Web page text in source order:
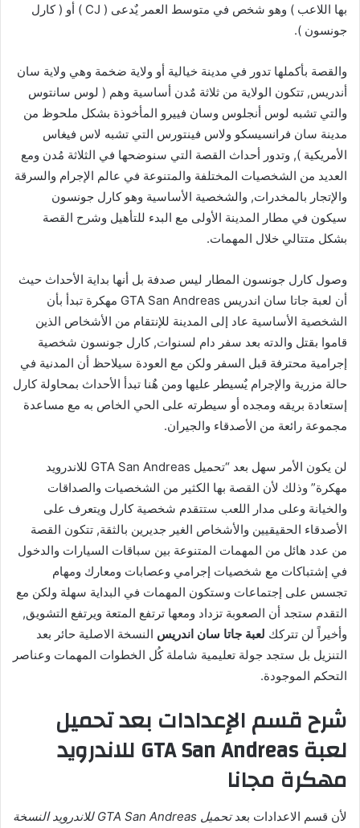
بها اللاعب ) وهو شخص في متوسط العمر يٌدعى ( CJ ) أو ( كارل
جونسون ).
والقصة بأكملها تدور في مدينة خيالية أو ولاية ضخمة وهي ولاية سان
أندريس, تتكون الولاية من ثلاثة مٌدن أساسية وهم ( لوس سانتوس
والتي تشبه لوس أنجلوس وسان فييرو المأخوذة بشكل ملحوظ من
مدينة سان فرانسيسكو ولاس فينتورس التي تشبه لاس فيغاس
الأمريكية ), وتدور أحداث القصة التي سنوضحها في الثلاثة مُدن ومع
العديد من الشخصيات المختلفة والمتنوعة في عالم الإجرام والسرقة
والإتجار بالمخدرات, والشخصية الأساسية وهو كارل جونسون
سيكون في مطار المدينة الأولى مع البدء للتأهيل وشرح القصة
بشكل متتالي خلال المهمات.
وصول كارل جونسون المطار ليس صدفة بل أنها بداية الأحداث حيث
أن لعبة جاتا سان اندريس GTA San Andreas مهكرة تبدأ بأن
الشخصية الأساسية عاد إلى المدينة للإنتقام من الأشخاص الذين
قاموا بقتل والدته بعد سفر دام لسنوات, كارل جونسون شخصية
إجرامية محترفة قبل السفر ولكن مع العودة سيلاحظ أن المدنية في
حالة مزرية والإجرام يٌسيطر عليها ومن هٌنا تبدأ الأحداث بمحاولة كارل
إستعادة بريقه ومجده أو سيطرته على الحي الخاص به مع مساعدة
مجموعة رائعة من الأصدقاء والجيران.
لن يكون الأمر سهل بعد “تحميل GTA San Andreas للاندرويد
مهكرة” وذلك لأن القصة بها الكثير من الشخصيات والصداقات
والخيانة وعلى مدار اللعب ستتقدم شخصية كارل ويتعرف على
الأصدقاء الحقيقيين والأشخاص الغير جديرين بالثقة, تتكون القصة
من عدد هائل من المهمات المتنوعة بين سباقات السيارات والدخول
في إشتباكات مع شخصيات إجرامي وعصابات ومعارك ومهام
تجسس على إجتماعات وستكون المهمات في البداية سهلة ولكن مع
التقدم ستجد أن الصعوبة تزداد ومعها ترتفع المتعة ويرتفع التشويق,
وأخيراً لن تتركك لعبة جاتا سان اندريس النسخة الاصلية حائر بعد
التنزيل بل ستجد جولة تعليمية شاملة كُل الخطوات المهمات وعناصر
التحكم الموجودة.
شرح قسم الإعدادات بعد تحميل
لعبة GTA San Andreas للاندرويد
مهكرة مجانا
لأن قسم الاعدادات بعد تحميل GTA San Andreas للاندرويد النسخة